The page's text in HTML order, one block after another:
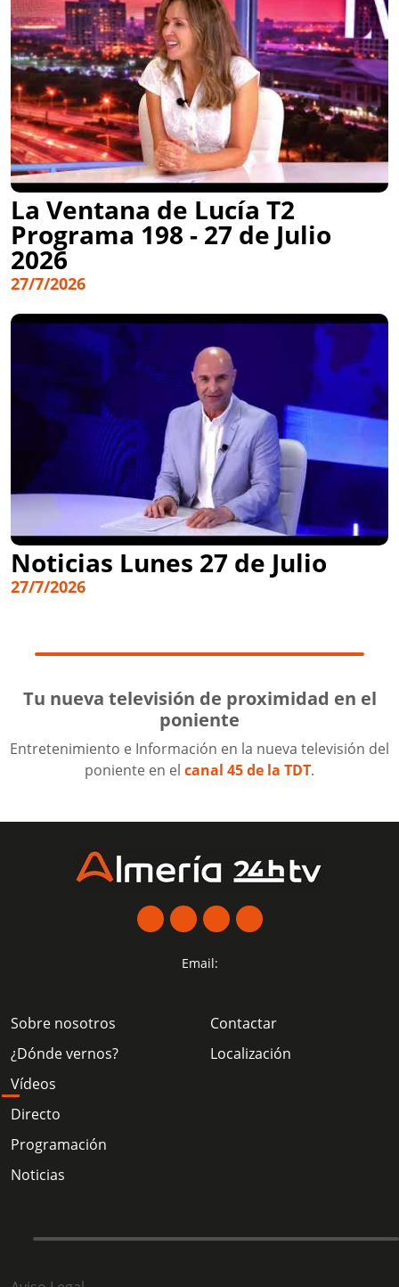
La Ventana de Lucía T2
Programa 198 - 27 de Julio
2026
27/7/2026
Noticias Lunes 27 de Julio
27/7/2026
Tu nueva televisión de proximidad en el
poniente
Entretenimiento e Información en la nueva televisión del
poniente en el canal 45 de la TDT.
Sobre nosotros
¿Dónde vernos?
Vídeos
Directo
Programación
Noticias
Contactar
Localización
Email: